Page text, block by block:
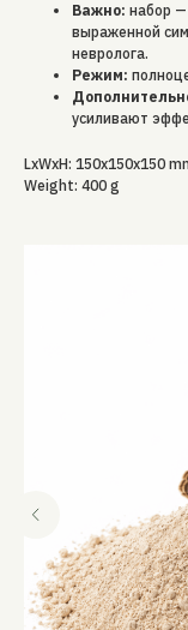
Важно: набор
выраженной
невролога.
Режим:
усиливают
LxWxH: 150x150x150
Weight: 400 g